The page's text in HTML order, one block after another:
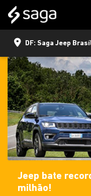
DF: Saga Jeep
Jeep bate
milhão!